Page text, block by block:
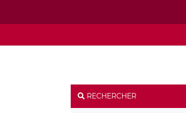
RECHERCHER